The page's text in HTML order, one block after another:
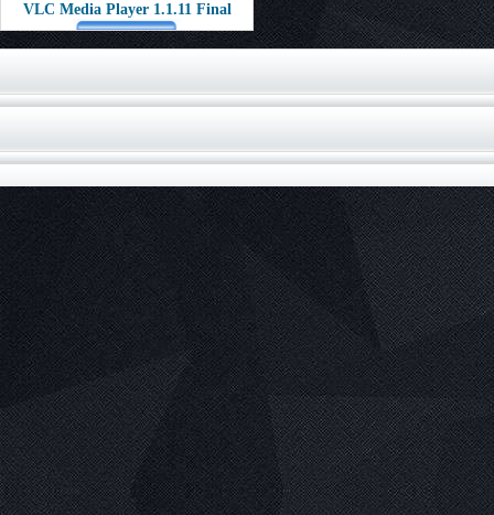
VLC Media Player 1.1.11 Final